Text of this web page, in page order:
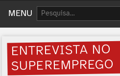
MENU Pesquisar:
ENTREVISTA NO
SUPEREMPREGO